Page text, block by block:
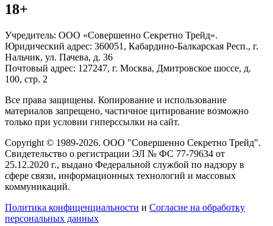
18+
Учредитель: ООО «Совершенно Секретно Трейд».
Юридический адрес: 360051, Кабардино-Балкарская Респ., г.
Нальчик, ул. Пачева, д. 36
Почтовый адрес: 127247, г. Москва, Дмитровское шоссе, д.
100, стр. 2
Все права защищены. Копирование и использование
материалов запрещено, частичное цитирование возможно
только при условии гиперссылки на сайт.
Copyright © 1989-2026. ООО "Совершенно Секретно Трейд".
Свидетельство о регистрации ЭЛ № ФС 77-79634 от
25.12.2020 г., выдано Федеральной службой по надзору в
сфере связи, информационных технологий и массовых
коммуникаций.
Политика конфиценциальности и Согласие на обработку
персональных данных